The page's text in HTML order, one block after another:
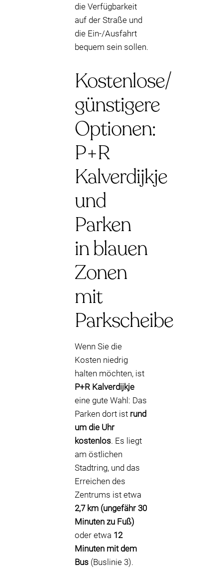
die Verfügbarkeit
auf der Straße und
die Ein-/Ausfahrt
bequem sein sollen.
Kostenlose/
günstigere
Optionen:
P+R
Kalverdijkje
und
Parken
in blauen
Zonen
mit
Parkscheibe
Wenn Sie die
Kosten niedrig
halten möchten, ist
P+R Kalverdijkje
eine gute Wahl: Das
Parken dort ist rund
um die Uhr
kostenlos. Es liegt
am östlichen
Stadtring, und das
Erreichen des
Zentrums ist etwa
2,7 km (ungefähr 30
Minuten zu Fuß)
oder etwa 12
Minuten mit dem
Bus (Buslinie 3).